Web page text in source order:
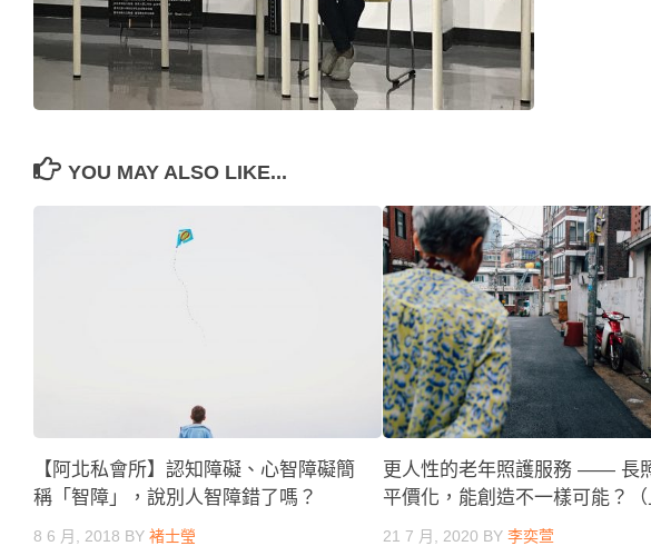
YOU MAY ALSO LIKE...
【阿北私會所】認知障礙、心智障礙簡
稱「智障」，說別人智障錯了嗎？
8 6 月, 2018 BY 褚士瑩
更人性的老年照護服務 —— 長
平價化，能創造不一樣可能？（
21 7 月, 2020 BY李奕萱